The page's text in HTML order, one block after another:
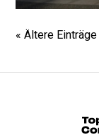
▷▷▷
« Ältere Einträge